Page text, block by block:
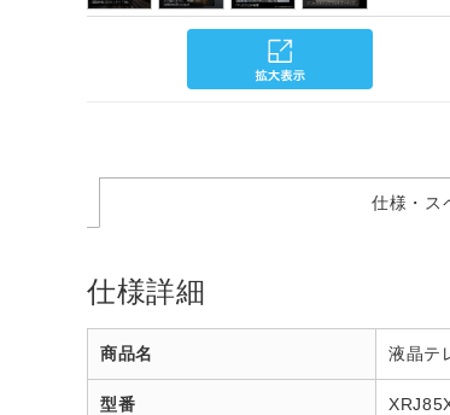
仕様・ス
仕様詳細
商品名 液晶テ
型番